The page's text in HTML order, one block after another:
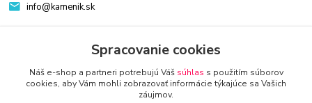
info@kamenik.sk
Spracovanie cookies
Náš e-shop a partneri potrebujú Váš súhlas s použitím súborov
cookies, aby Vám mohli zobrazovať informácie týkajúce sa Vašich
záujmov.